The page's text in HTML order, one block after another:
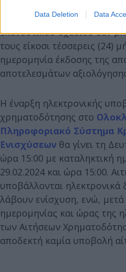
Data Deletion Data
φυσικού και οικονομικού
επενδυτικού σχεδίου δεν
τους είκοσι τέσσερεις (24)
ημερομηνία έκδοσης της
αποτελεσμάτων
Η έναρξη ηλεκτρονικής
χρηματοδότησης στο
Πληροφοριακό Σύστημα
Ενισχύσεων θα γίνει τη
ώρα 15:00 με καταληκτική
29.02.2024 και ώρα 15:00.
υποβάλλονται ηλεκτρονικά
λάβουν ενίσχυση, ενώ, μετά
ημερομηνίας και ώρας της
των Αιτήσεων
αποδεκτή καμία υποβολή